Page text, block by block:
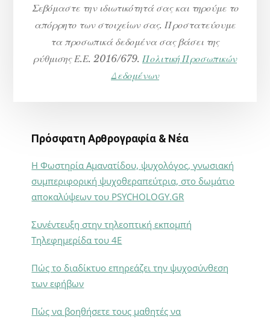
Σεβόμαστε την ιδιωτικότητά σας και τηρούμε το
απόρρητο των στοιχείων σας. Προστατεύουμε
τα προσωπικά δεδομένα σας βάσει της
ρύθμισης Ε.Ε. 2016/679. Πολιτική Προσωπικών
Δεδομένων
Πρόσφατη Αρθρογραφία & Νέα
Η Φωστηρία Αμανατίδου, ψυχολόγος, γνωσιακή
συμπεριφορική ψυχοθεραπεύτρια, στο δωμάτιο
αποκαλύψεων του PSYCHOLOGY.GR
Συνέντευξη στην τηλεοπτική εκπομπή
Τηλεφημερίδα του 4Ε
Πώς το διαδίκτυο επηρεάζει την ψυχοσύνθεση
των εφήβων
Πώς να βοηθήσετε τους μαθητές να